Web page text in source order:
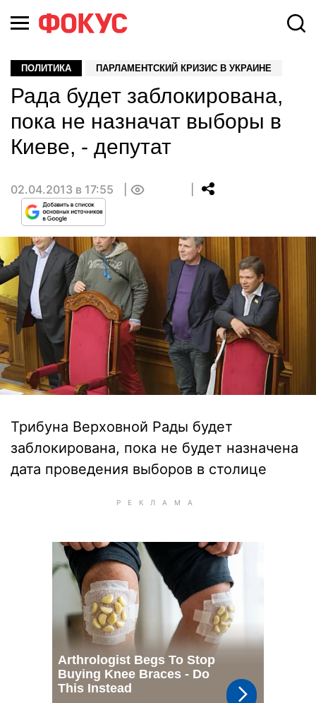
ПОЛИТИКА ПАРЛАМЕНТСКИЙ КРИЗИС В УКРАИНЕ
Рада будет заблокирована,
пока не назначат выборы в
Киеве, - депутат
02.04.2013 в 17:55
Трибуна Верховной Рады будет
заблокирована, пока не будет назначена
дата проведения выборов в столице